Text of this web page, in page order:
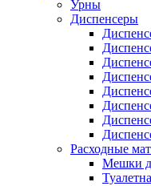
Урны
Диспенсеры
Расходные
Мешки